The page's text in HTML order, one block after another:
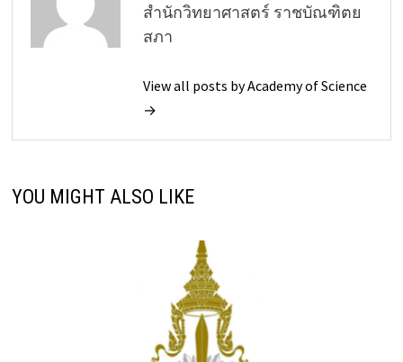
สำนักวิทยาศาสตร์ ราชบัณฑิตย
สภา
View all posts by Academy of Science
→
YOU MIGHT ALSO LIKE